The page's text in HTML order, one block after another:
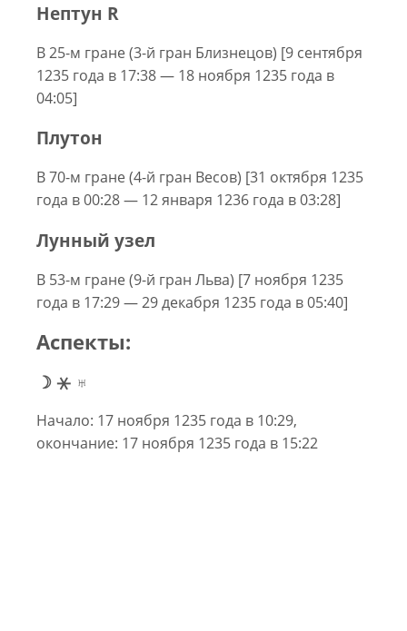
Нептун R
В 25-м гране (3-й гран Близнецов) [9 сентября
1235 года в 17:38 — 18 ноября 1235 года в
04:05]
Плутон
В 70-м гране (4-й гран Весов) [31 октября 1235
года в 00:28 — 12 января 1236 года в 03:28]
Лунный узел
В 53-м гране (9-й гран Льва) [7 ноября 1235
года в 17:29 — 29 декабря 1235 года в 05:40]
Аспекты:
☽ ⚹ ♅
Начало: 17 ноября 1235 года в 10:29,
окончание: 17 ноября 1235 года в 15:22